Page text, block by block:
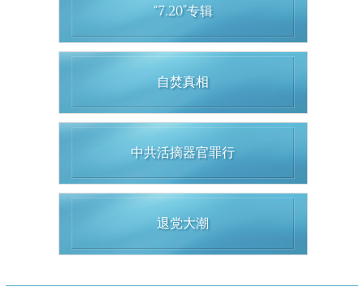
“7.20”专辑
自焚真相
中共活摘器官罪行
退党大潮